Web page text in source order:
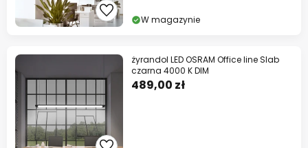
W magazynie
żyrandol LED OSRAM Office line Slab
czarna 4000 K DIM
489,00 zł